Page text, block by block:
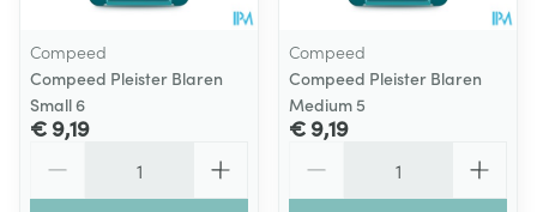
Compeed
Compeed Pleister Blaren
Small 6
€ 9,19
Compeed
Compeed Pleister Blaren
Medium 5
€ 9,19